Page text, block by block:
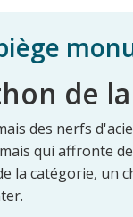
de
des nerfs
qui affronte
la catégorie, un